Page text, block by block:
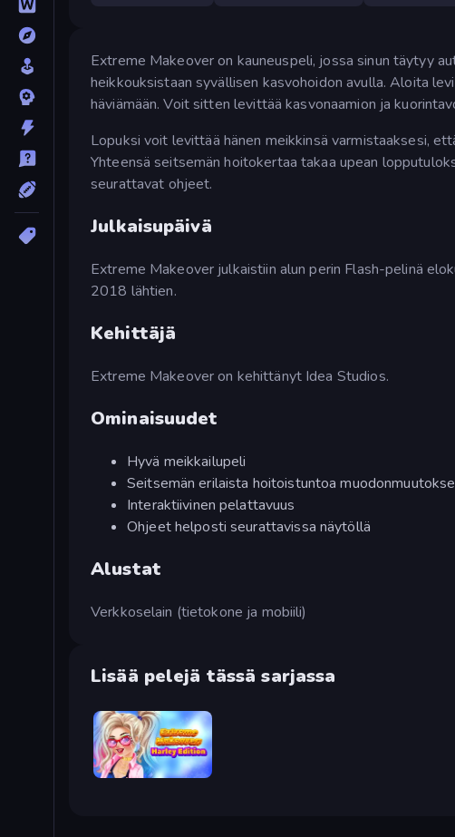
Extreme Makeover on kauneuspeli, jossa sinun täytyy
heikkouksistaan syvällisen kasvohoidon avulla. Aloita
häviämään. Voit sitten levittää kasvonaamion ja
Lopuksi voit levittää hänen meikkinsä varmistaaksesi,
Yhteensä seitsemän hoitokertaa takaa upean
seurattavat ohjeet.
Julkaisupäivä
Extreme Makeover julkaistiin alun perin Flash-pelinä
2018 lähtien.
Kehittäjä
Extreme Makeover on kehittänyt Idea Studios.
Ominaisuudet
Hyvä meikkailupeli
Seitsemän erilaista hoitoistuntoa
Interaktiivinen pelattavuus
Ohjeet helposti seurattavissa näytöllä
Alustat
Verkkoselain (tietokone ja mobiili)
Lisää pelejä tässä sarjassa
Extreme Makeover: Harley Edition